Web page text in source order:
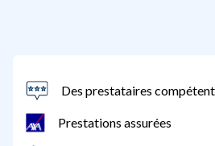
Des prestataires
Prestations assurées